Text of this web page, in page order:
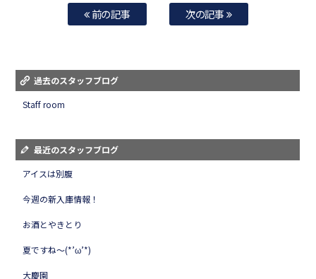
前の記事 次の記事
過去のスタッフブログ
Staff room
最近のスタッフブログ
アイスは別腹
今週の新入庫情報！
お酒とやきとり
夏ですね～(*’ω’*)
大慶園